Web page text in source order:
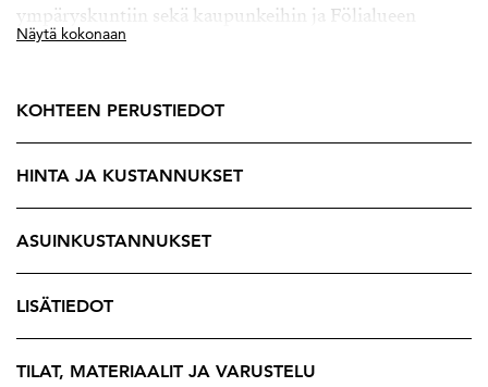
ympäryskuntiin sekä kaupunkeihin ja Fölialueen
ansioista myös julkisen liikenteen turvin matkustaa
bussipysäkille on matkaa vain n. 50 m.
Tässä sijainnissa luonto on läsnä ihan jokaisessa kodin
tilassa.
Kaksikerroksista omakotitaloa ympäröi vehreä
puutarha. Täällä pääset nauttimaan omasta rauhasta,
puutarhan kuopsuttamisesta sekä käytännöllisestä
arjesta, jonka tämän kodin tilaratkaisut mahdollistavat.
Talo on rakennettu 1950-luvulla ja laajennettu 1969 ja
1984. Taloon on tehty paljon perusparannuksia 2016 ja
Näytä kokonaan
KOHTEEN PERUSTIEDOT
HINTA JA KUSTANNUKSET
ASUINKUSTANNUKSET
LISÄTIEDOT
TILAT, MATERIAALIT JA VARUSTELU